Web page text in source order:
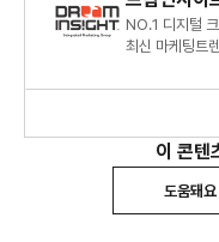
NO.1 디지털
최신 마케팅트
이 콘텐
도움돼요